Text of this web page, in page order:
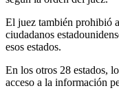
El juez también prohibió
ciudadanos
esos estados.
En los otros 28 estados,
acceso a la información